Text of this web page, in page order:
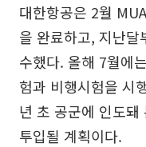
대한항공은 2월
을 완료하고, 지난
수했다. 올해 7월에
험과 비행시험을 시
년 초 공군에 인도돼
투입될 계획이다.